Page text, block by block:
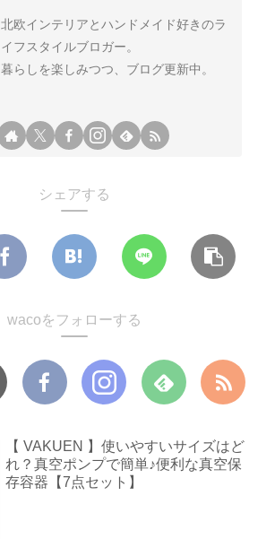
北欧インテリアとハンドメイド好きのラ
イフスタイルブロガー。
暮らしを楽しみつつ、ブログ更新中。
シェアする
wacoをフォローする
【 VAKUEN 】使いやすいサイズはど
れ？真空ポンプで簡単♪便利な真空保
存容器【7点セット】